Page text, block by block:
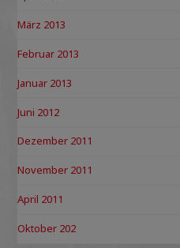
März 2013
Februar 2013
Januar 2013
Juni 2012
Dezember 2011
November 2011
April 2011
Oktober 202